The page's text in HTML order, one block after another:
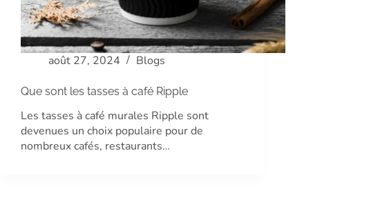
août 27, 2024 Blogs
Que sont les tasses à café Ripple
Les tasses à café murales Ripple sont
devenues un choix populaire pour de
nombreux cafés, restaurants…